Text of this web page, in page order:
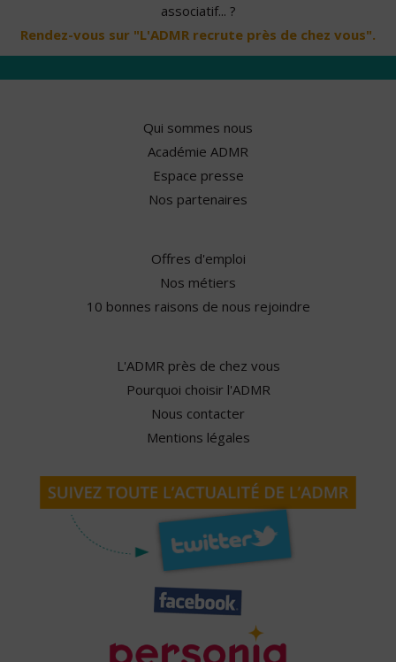
associatif... ?
Rendez-vous sur "L'ADMR recrute près de chez vous".
Qui sommes nous
Académie ADMR
Espace presse
Nos partenaires
Offres d'emploi
Nos métiers
10 bonnes raisons de nous rejoindre
L'ADMR près de chez vous
Pourquoi choisir l'ADMR
Nous contacter
Mentions légales